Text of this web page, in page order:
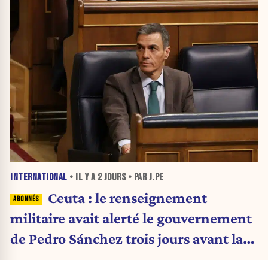
INTERNATIONAL • IL Y A 2 JOURS• PAR J.PE
Ceuta : le renseignement
militaire avait alerté le gouvernement
de Pedro Sánchez trois jours avant la